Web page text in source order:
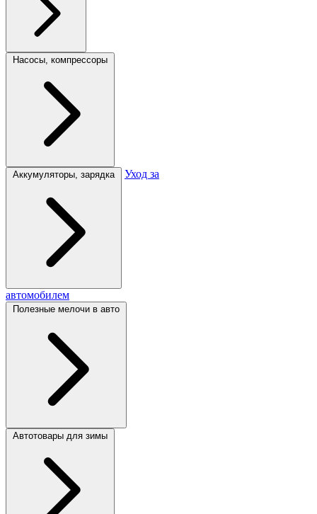
Насосы, компрессоры
Аккумуляторы, зарядка Уход за
автомобилем
Полезные мелочи в авто
Автотовары для зимы